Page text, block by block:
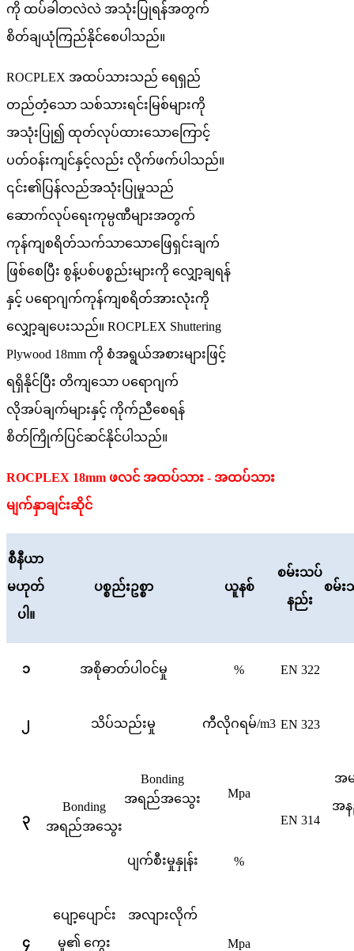
ကို ထပ်ခါတလဲလဲ အသုံးပြုရန်အတွက်
စိတ်ချယုံကြည်နိုင်စေပါသည်။
ROCPLEX အထပ်သားသည် ရေရှည်
တည်တံ့သော သစ်သားရင်းမြစ်များကို
အသုံးပြု၍ ထုတ်လုပ်ထားသောကြောင့်
ပတ်ဝန်းကျင်နှင့်လည်း လိုက်ဖက်ပါသည်။
၎င်း၏ပြန်လည်အသုံးပြုမှုသည်
ဆောက်လုပ်ရေးကုမ္ပဏီများအတွက်
ကုန်ကျစရိတ်သက်သာသောဖြေရှင်းချက်
ဖြစ်စေပြီး စွန့်ပစ်ပစ္စည်းများကို လျှော့ချရန်
နှင့် ပရောဂျက်ကုန်ကျစရိတ်အားလုံးကို
လျှော့ချပေးသည်။ ROCPLEX Shuttering
Plywood 18mm ကို စံအရွယ်အစားများဖြင့်
ရရှိနိုင်ပြီး တိကျသော ပရောဂျက်
လိုအပ်ချက်များနှင့် ကိုက်ညီစေရန်
စိတ်ကြိုက်ပြင်ဆင်နိုင်ပါသည်။
ROCPLEX 18mm ဖလင် အထပ်သား - အထပ်သား
မျက်နှာချင်းဆိုင်
စီနီယာ
မဟုတ်
ပါ။
ပစ္စည်းဥစ္စာ ယူနစ်
စမ်းသပ်
နည်း
စမ်
၁ အစိုဓာတ်ပါဝင်မှု % EN 322
၂ သိပ်သည်းမှု ကီလိုဂရမ်/m3 EN 323
၃
Bonding
အရည်အသွေး
Bonding
အရည်အသွေး
Mpa
EN 314
အမ
အန
ပျက်စီးမှုနှုန်း %
၄
ပျော့ပျောင်း
မှု၏ ကွေး
အလျားလိုက်
Mpa